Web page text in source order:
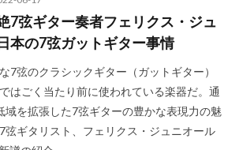
7弦ギター奏者フェリクス・ジュ
本の7弦ガットギター事情
7弦のクラシックギター（ガットギター）
はごく当たり前に使われている楽器だ。通
域を拡張した7弦ギターの豊かな表現力の魅
弦ギタリスト、フェリクス・ジュニオール